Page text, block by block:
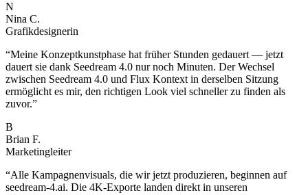
N
Nina C.
Grafikdesignerin
“Meine Konzeptkunstphase hat früher Stunden gedauert — jetzt
dauert sie dank Seedream 4.0 nur noch Minuten. Der Wechsel
zwischen Seedream 4.0 und Flux Kontext in derselben Sitzung
ermöglicht es mir, den richtigen Look viel schneller zu finden als
zuvor.”
B
Brian F.
Marketingleiter
“Alle Kampagnenvisuals, die wir jetzt produzieren, beginnen auf
seedream-4.ai. Die 4K-Exporte landen direkt in unseren